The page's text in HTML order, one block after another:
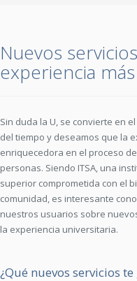
Nuevos
experiencia
Sin duda la U, se convierte en
del tiempo y deseamos que la
enriquecedora en el proceso
personas. Siendo ITSA, una
superior comprometida con el
comunidad, es interesante
nuestros usuarios sobre
la experiencia universitaria.
¿Qué nuevos servicios